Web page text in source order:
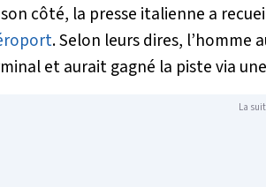
son côté, la presse italienne a
. Selon leurs dires, l’homme
et aurait gagné la piste via
La